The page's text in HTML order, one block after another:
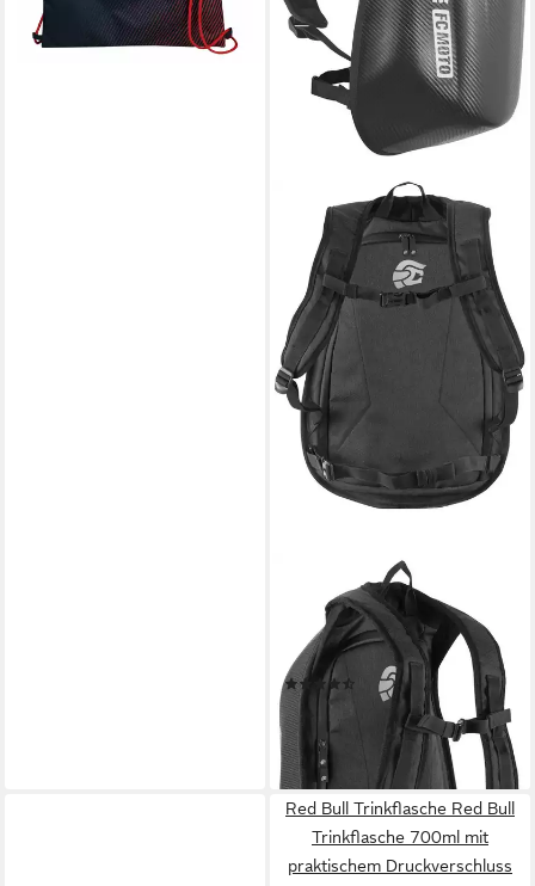
Freizeitrucksack Hump Race
Motorrad Rucksack,
Wasserdicht wasserdichte
32,45 € 74,95 €
-57%
lieferbar - in 3-4 Werktagen bei dir
Red Bull Trinkflasche Red Bull
Trinkflasche 700ml mit
praktischem Druckverschluss